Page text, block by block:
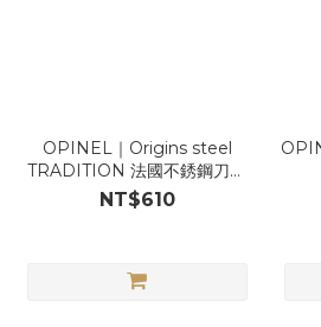
OPINEL｜Origins steel
TRADITION 法國不銹鋼刀原
創附皮繩No.08
NT$610